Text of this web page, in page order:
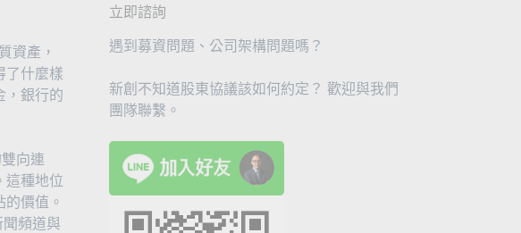
資產，
了什麼樣
，銀行的
向連
這種地位
價值。
頻道與
立即諮詢
遇到募資問題、公司架構問題嗎？
新創不知道股東協議該如何約定？ 歡迎與我們
團隊聯繫。